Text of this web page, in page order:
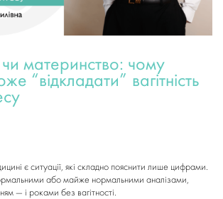
материнство: чому
“відкладати” вагітність
є ситуації, які складно пояснити лише цифрами.
або майже нормальними аналізами,
— і роками без вагітності.